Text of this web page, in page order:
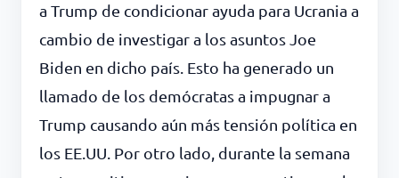
a Trump de condicionar ayuda para Ucrania a
cambio de investigar a los asuntos Joe
Biden en dicho país. Esto ha generado un
llamado de los demócratas a impugnar a
Trump causando aún más tensión política en
los EE.UU. Por otro lado, durante la semana